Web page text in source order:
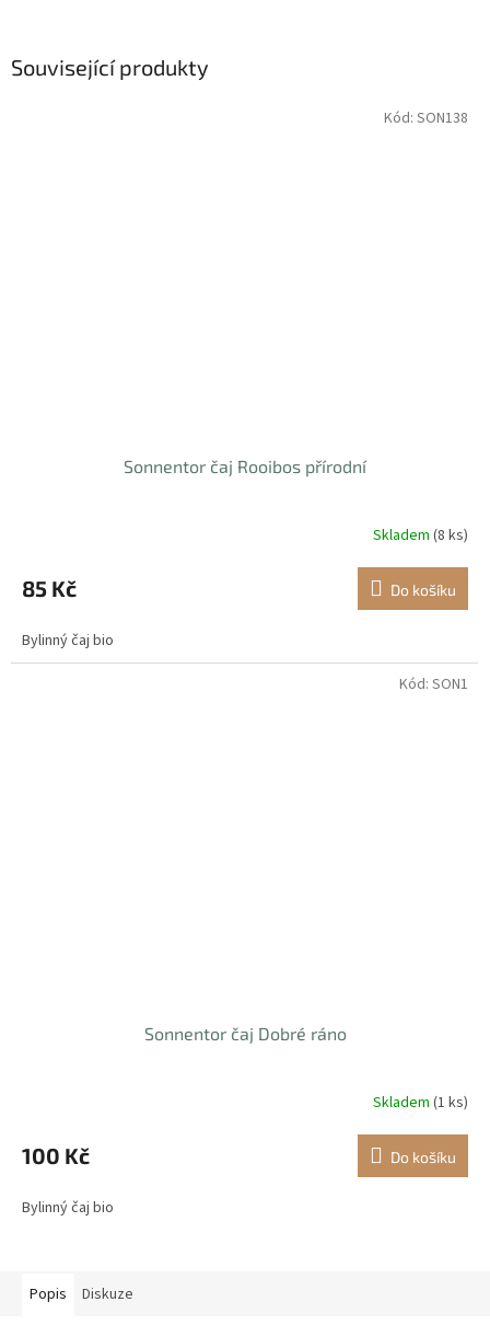
Související produkty
Sonnentor čaj Rooibos přírodní
Skladem (8 ks)
85 Kč Do košíku
Bylinný čaj bio
Kód: SON138
Sonnentor čaj Dobré ráno
Skladem (1 ks)
100 Kč Do košíku
Bylinný čaj bio
Kód: SON1
Popis Diskuze